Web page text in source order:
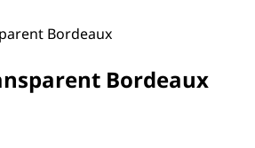
Bordeaux
Bordeaux